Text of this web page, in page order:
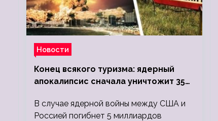
Новости
Конец всякого туризма: ядерный
апокалипсис сначала уничтожит 350
людей
В случае ядерной войны между США и
Россией погибнет 5 миллиардов